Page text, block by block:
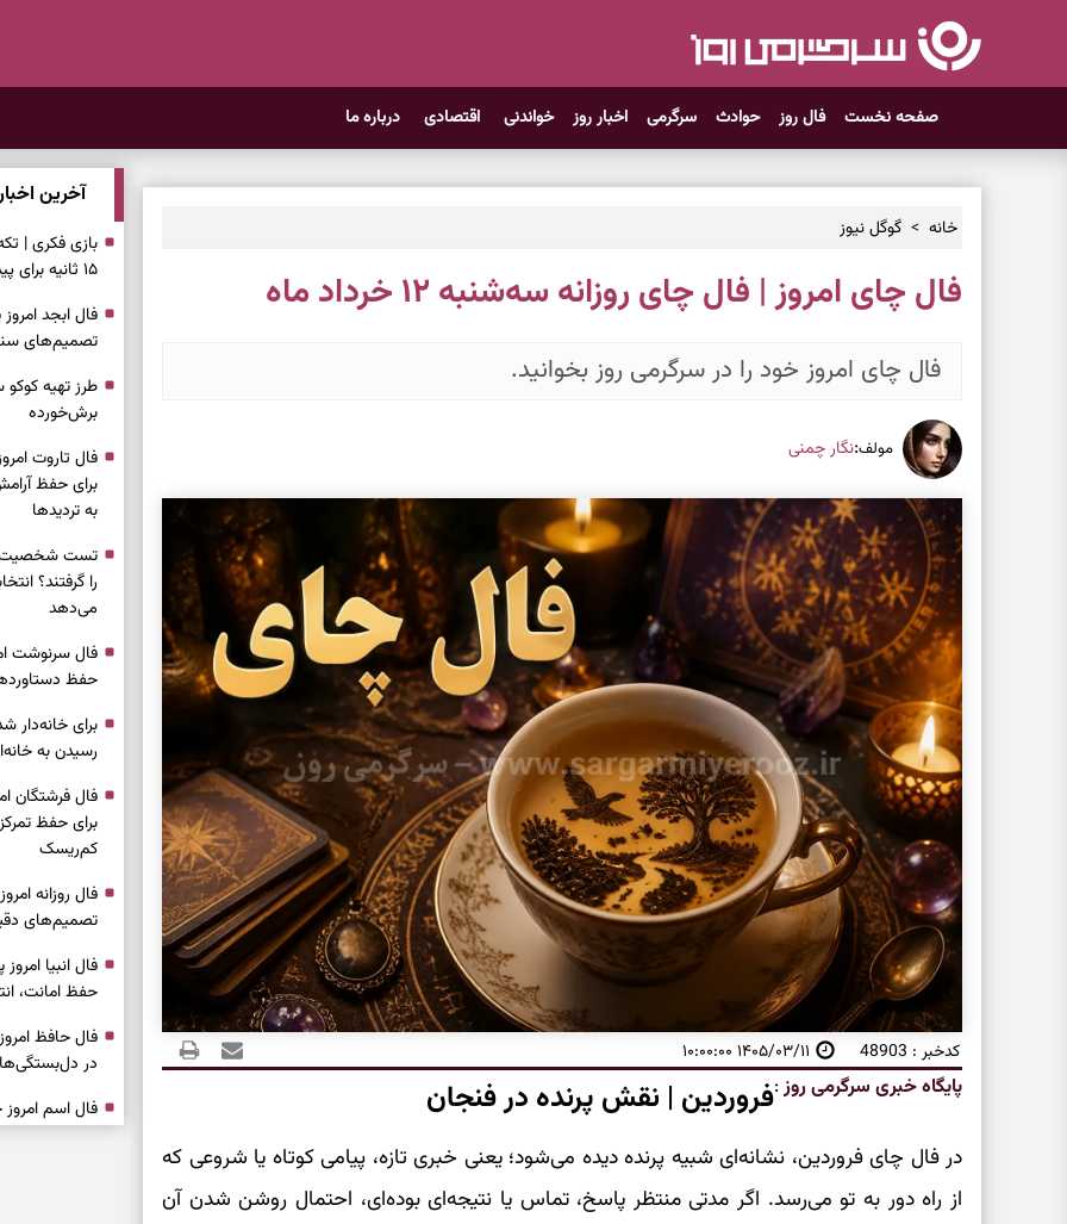
صفحه نخست فال روز حوادث سرگرمی اخبار روز خواندنی اقتصادی درباره ما
خانه گوگل نیوز
فال چای امروز | فال چای روزانه سه‌شنبه ۱۲ خرداد ماه
فال چای امروز خود را در سرگرمی روز بخوانید.
مولف:نگار چمنی
کدخبر : 48903 ۱۴۰۵/۰۳/۱۱ ۱۰:۰۰:۰۰
پایگاه خبری سرگرمی روز:فروردین | نقش پرنده در فنجان
در فال چای فروردین، نشانه‌ای شبیه پرنده دیده می‌شود؛ یعنی خبری تازه، پیامی کوتاه یا شروعی که
از راه دور به تو می‌رسد. اگر مدتی منتظر پاسخ، تماس یا نتیجه‌ای بوده‌ای، احتمال روشن شدن آن
آخرین
بازی فکری |
۱۵ ثانیه برای پیداکردنش وقت دارید
تصمیم‌های
طرز تهیه
برش‌خورده
برای حفظ
به تردیدها
تست شخصیت
را گرفتند؟
می‌دهد
حفظ
برای خانه‌دار
رسیدن به
برای حفظ
کم‌ریسک
تصمیم‌های
حفظ امانت،
در
درباره حضور